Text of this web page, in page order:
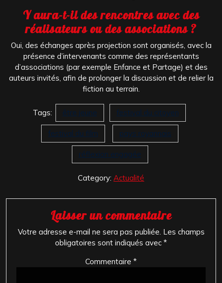
Y aura-t-il des rencontres avec des
réalisateurs ou des associations ?
Oui, des échanges après projection sont organisés, avec la
présence d’intervenants comme des représentants
d’associations (par exemple Enfance et Partage) et des
auteurs invités, afin de prolonger la discussion et de relier la
fiction au terrain.
Tags: être jeune festival du citoyen
festival du film pays royannais
réflexion engagée
Category: Actualité
Laisser un commentaire
Votre adresse e-mail ne sera pas publiée. Les champs
obligatoires sont indiqués avec *
Commentaire *